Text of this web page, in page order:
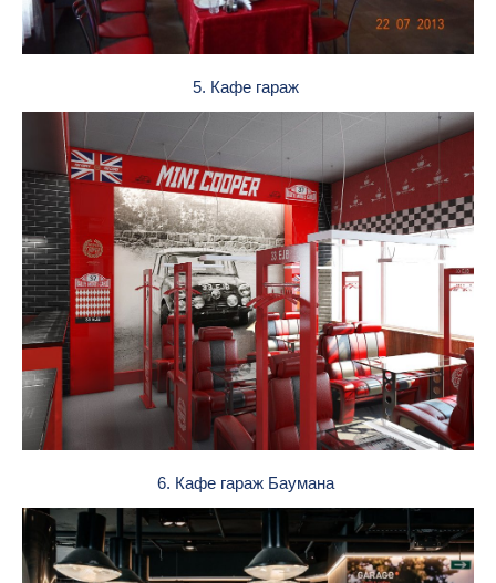
5. Кафе гараж
6. Кафе гараж Баумана